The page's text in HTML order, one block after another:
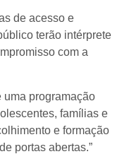
de acesso e
terão intérprete
com a
uma programação
famílias e
e formação
portas abertas.”